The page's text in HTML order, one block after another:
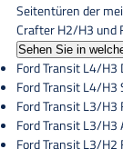
Seitentüren der
Crafter H2/H3 und
Sehen Sie in
Ford Transit L4/H3
Ford Transit L4/H3
Ford Transit L3/H3
Ford Transit L3/H3
Ford Transit L3/H2